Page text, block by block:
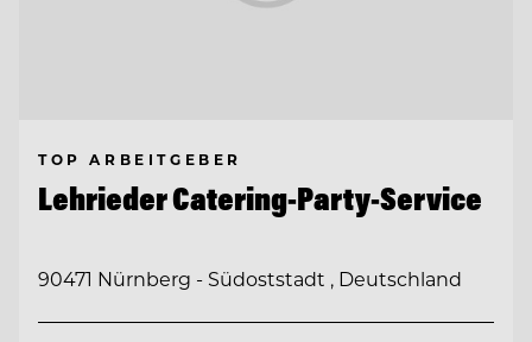
TOP ARBEITGEBER
Lehrieder Catering-Party-Service
90471 Nürnberg - Südoststadt , Deutschland